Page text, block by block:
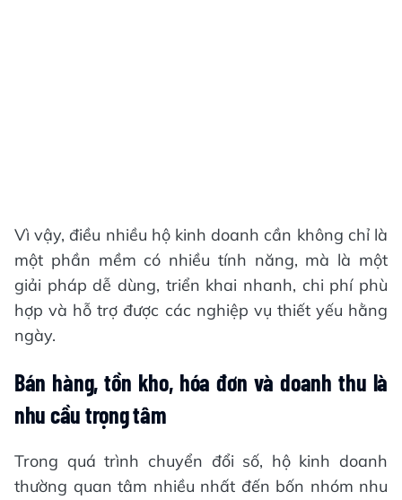
Vì vậy, điều nhiều hộ kinh doanh cần không chỉ là
một phần mềm có nhiều tính năng, mà là một
giải pháp dễ dùng, triển khai nhanh, chi phí phù
hợp và hỗ trợ được các nghiệp vụ thiết yếu hằng
ngày.
Bán hàng, tồn kho, hóa đơn và doanh thu là
nhu cầu trọng tâm
Trong quá trình chuyển đổi số, hộ kinh doanh
thường quan tâm nhiều nhất đến bốn nhóm nhu